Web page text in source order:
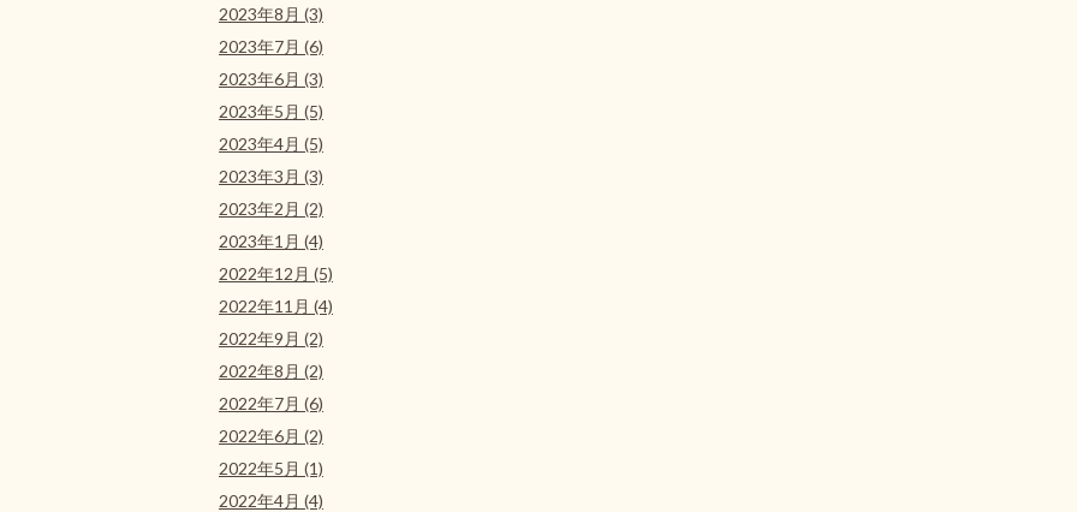
2023年8月 (3)
2023年7月 (6)
2023年6月 (3)
2023年5月 (5)
2023年4月 (5)
2023年3月 (3)
2023年2月 (2)
2023年1月 (4)
2022年12月 (5)
2022年11月 (4)
2022年9月 (2)
2022年8月 (2)
2022年7月 (6)
2022年6月 (2)
2022年5月 (1)
2022年4月 (4)